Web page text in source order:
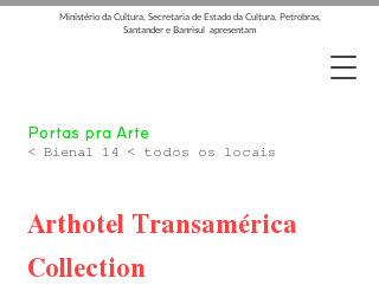
Ministério da Cultura, Secretaria de Estado da Cultura, Petrobras,
Santander e Banrisul apresentam
< Bienal 14 < todos os locais
Portas pra Arte
Arthotel Transamérica
Collection